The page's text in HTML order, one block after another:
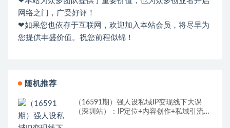
网络之门，广受好评！
❤如果您也依存于互联网，欢迎加入本站会员，将尽早为
您提供丰盛价值。祝您前程似锦！
随机推荐
（16591期）强人设私域IP变现线下大课
（深圳站）：IP定位+内容创作+私域引流